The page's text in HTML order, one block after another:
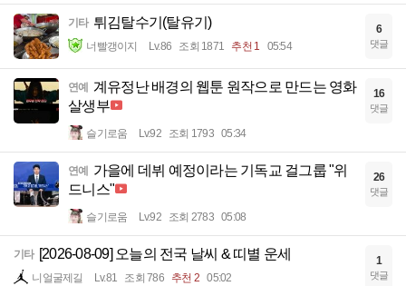
기타 튀김탈수기(탈유기)
너빨갱이지 Lv.86 조회 1871 추천 1 05:54
6
댓글
연예
계유정난 배경의 웹툰 원작으로 만드는 영화
살생부
슬기로움 Lv.92 조회 1793 05:34
16
댓글
연예
가을에 데뷔 예정이라는 기독교 걸그룹 "위
드니스"
슬기로움 Lv.92 조회 2783 05:08
26
댓글
기타 [2026-08-09] 오늘의 전국 날씨 & 띠별 운세
니얼굴제길 Lv.81 조회 786 추천 2 05:02
1
댓글